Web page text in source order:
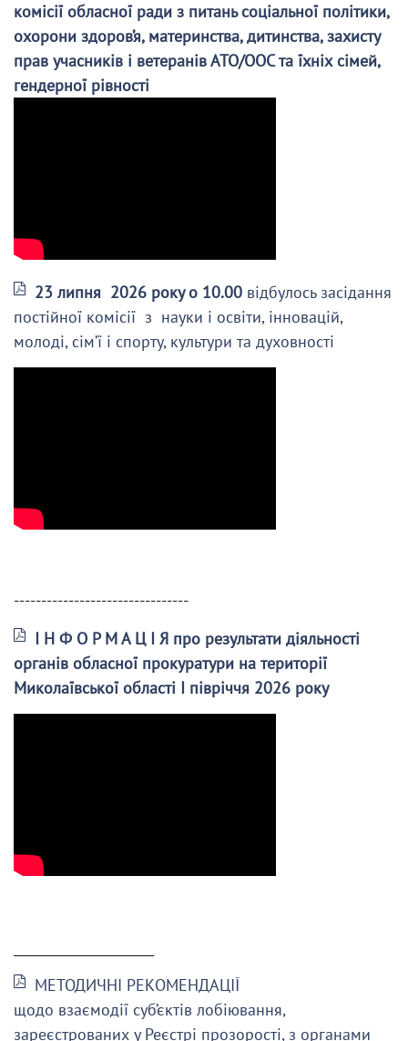
комісії обласної ради з питань соціальної політики,
охорони здоров’я, материнства, дитинства, захисту
прав учасників і ветеранів АТО/ООС та їхніх сімей,
гендерної рівності
23 липня 2026 року о 10.00 відбулось засідання
постійної комісії з науки і освіти, інновацій,
молоді, сім’ї і спорту, культури та духовності
--------------------------------
І Н Ф О Р М А Ц І Я про результати діяльності
органів обласної прокуратури на території
Миколаївської області І півріччя 2026 року
МЕТОДИЧНІ РЕКОМЕНДАЦІЇ
щодо взаємодії суб’єктів лобіювання,
зареєстрованих у Реєстрі прозорості, з органами